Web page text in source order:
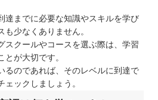
達までに必要な知識やスキルを学び
も少なくありません。
スクールやコースを選ぶ際は、学習
が大切です。
るのであれば、そのレベルに到達で
ェックしましょう。